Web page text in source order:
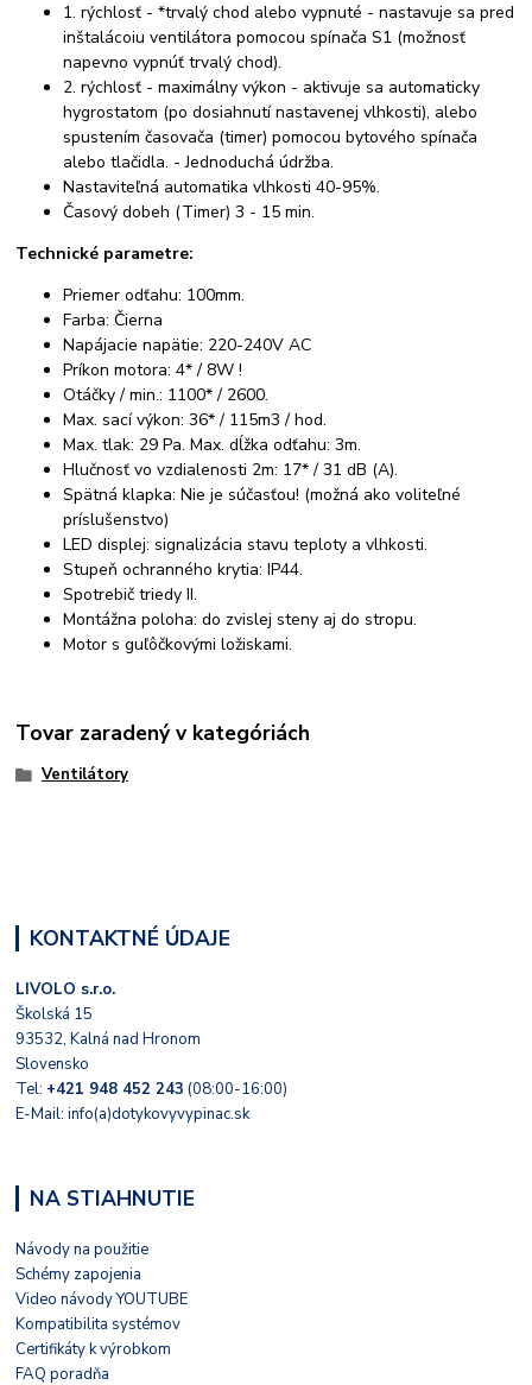
1. rýchlosť - *trvalý chod alebo vypnuté - nastavuje sa pred
inštalácoiu ventilátora pomocou spínača S1 (možnosť
napevno vypnúť trvalý chod).
2. rýchlosť - maximálny výkon - aktivuje sa automaticky
hygrostatom (po dosiahnutí nastavenej vlhkosti), alebo
spustením časovača (timer) pomocou bytového spínača
alebo tlačidla. - Jednoduchá údržba.
Nastaviteľná automatika vlhkosti 40-95%.
Časový dobeh (Timer) 3 - 15 min.
Technické parametre:
Priemer odťahu: 100mm.
Farba: Čierna
Napájacie napätie: 220-240V AC
Príkon motora: 4* / 8W !
Otáčky / min.: 1100* / 2600.
Max. sací výkon: 36* / 115m3 / hod.
Max. tlak: 29 Pa. Max. dĺžka odťahu: 3m.
Hlučnosť vo vzdialenosti 2m: 17* / 31 dB (A).
Spätná klapka: Nie je súčasťou! (možná ako voliteľné
príslušenstvo)
LED displej: signalizácia stavu teploty a vlhkosti.
Stupeň ochranného krytia: IP44.
Spotrebič triedy II.
Montážna poloha: do zvislej steny aj do stropu.
Motor s guľôčkovými ložiskami.
Tovar zaradený v kategóriách
Ventilátory
KONTAKTNÉ ÚDAJE
LIVOLO s.r.o.
Školská 15
93532, Kalná nad Hronom
Slovensko
Tel: +421 948 452 243 (08:00-16:00)
E-Mail: info(a)dotykovyvypinac.sk
NA STIAHNUTIE
Návody na použitie
Schémy zapojenia
Video návody YOUTUBE
Kompatibilita systémov
Certifikáty k výrobkom
FAQ poradňa